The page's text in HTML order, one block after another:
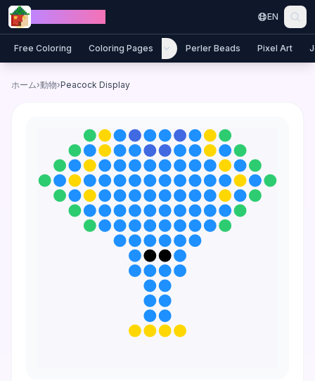
Skip to content
EN
Free Coloring Coloring Pages Perler Beads Pixel Art
ホーム›動物›Peacock Display